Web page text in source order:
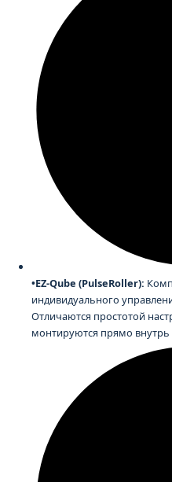
•EZ-Qube (PulseRoller):
индивидуального
Отличаются простотой
монтируются прямо